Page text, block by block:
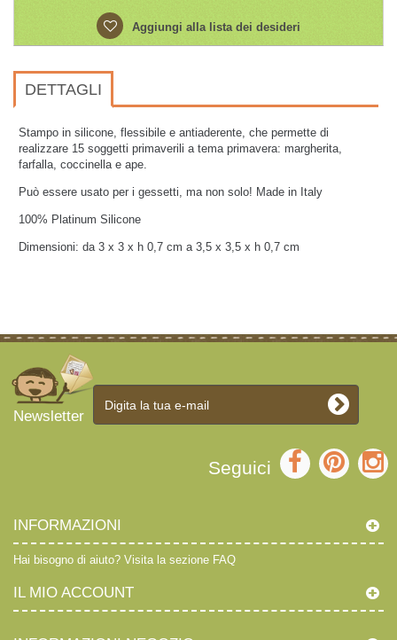
Aggiungi alla lista dei desideri
DETTAGLI
Stampo in silicone, flessibile e antiaderente, che permette di
realizzare 15 soggetti primaverili a tema primavera: margherita,
farfalla, coccinella e ape.
Può essere usato per i gessetti, ma non solo! Made in Italy
100% Platinum Silicone
Dimensioni: da 3 x 3 x h 0,7 cm a 3,5 x 3,5 x h 0,7 cm
Newsletter
Seguici
INFORMAZIONI
Hai bisogno di aiuto? Visita la sezione FAQ
IL MIO ACCOUNT